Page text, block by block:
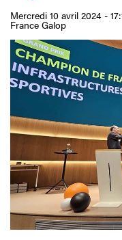
Mercredi 10 avril 2024 -
France Galop